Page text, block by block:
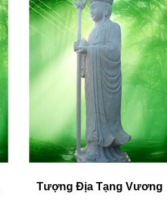
Tượng Địa Tạng Vương